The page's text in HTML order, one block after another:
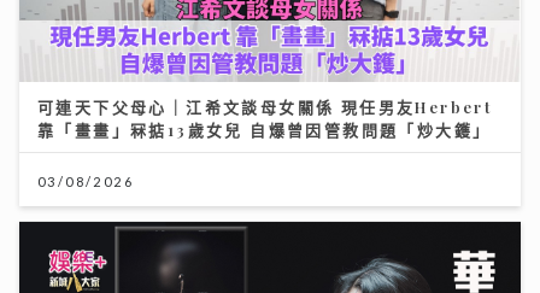
可連天下父母心｜江希文談母女關係 現任男友Herbert
靠「畫畫」冧掂13歲女兒 自爆曾因管教問題「炒大鑊」
03/08/2026